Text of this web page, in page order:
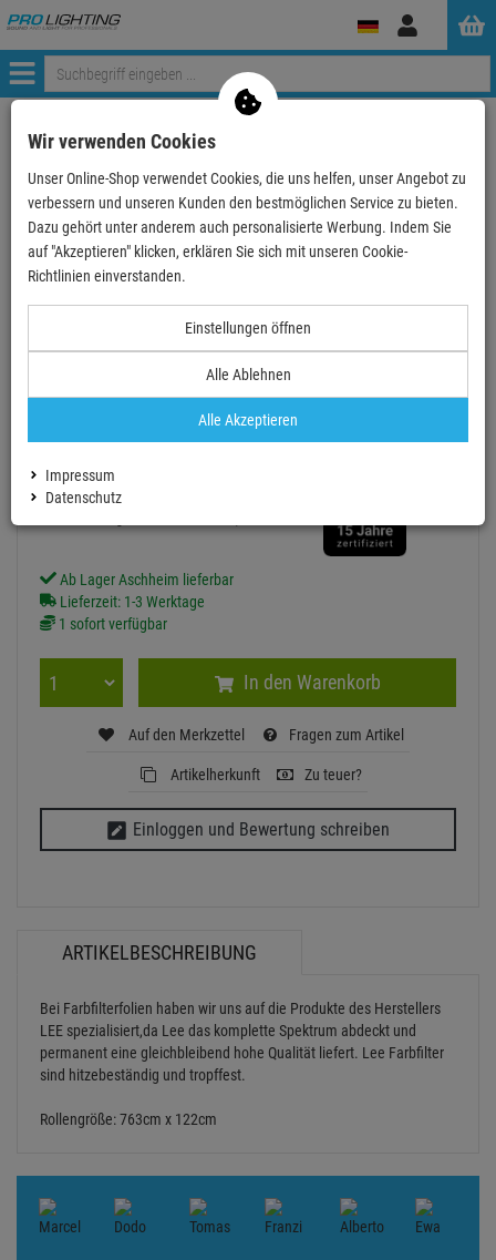
Anmelden
Menü
Weiter einkaufen ProLighting
LEE-Filters, Nr. 049, Rolle 762x122cm,normal Rose…
LEE-Filters, Nr. 049, Rolle 762x122cm,normal
Rose Purple
Finanzierung ab5,82 EUR/ Monat
UVP:162,91€2
104,90
Grundpreis: 1 Quadratmeter =
Ab Lager Aschheim lieferbar
Lieferzeit: 1-3 Werktage
1 sofort verfügbar
In den Warenkorb
Auf den Merkzettel Fragen zum Artikel
Artikelherkunft Zu teuer?
Einloggen und Bewertung schreiben
ARTIKELBESCHREIBUNG
Bei Farbfilterfolien haben wir uns auf die Produkte des Herstellers
LEE spezialisiert,da Lee das komplette Spektrum abdeckt und
permanent eine gleichbleibend hohe Qualität liefert. Lee Farbfilter
sind hitzebeständig und tropffest.
Rollengröße: 763cm x 122cm
Wir verwenden Cookies
Unser Online-Shop verwendet Cookies, die uns helfen, unser Angebot zu
verbessern und unseren Kunden den bestmöglichen Service zu bieten.
Dazu gehört unter anderem auch personalisierte Werbung. Indem Sie
auf "Akzeptieren" klicken, erklären Sie sich mit unseren Cookie-
Richtlinien einverstanden.
Einstellungen öffnen
Alle Ablehnen
Alle Akzeptieren
Impressum
Datenschutz